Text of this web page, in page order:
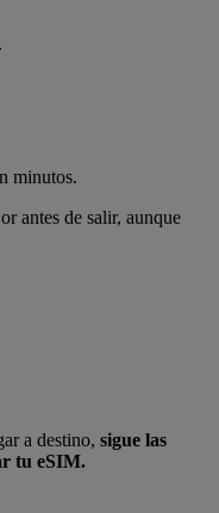
minutos.
antes de salir, aunque
a destino, sigue las
tu eSIM.